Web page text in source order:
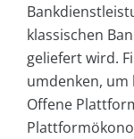
klassischen
geliefert wird.
umdenken, um
Offene